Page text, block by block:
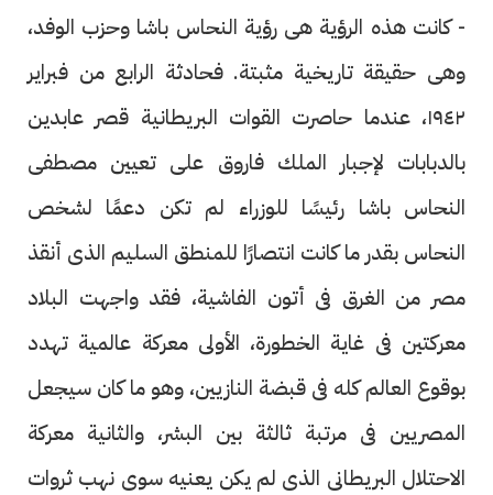
- كانت هذه الرؤية هى رؤية النحاس باشا وحزب الوفد،
وهى حقيقة تاريخية مثبتة. فحادثة الرابع من فبراير
١٩٤٢، عندما حاصرت القوات البريطانية قصر عابدين
بالدبابات لإجبار الملك فاروق على تعيين مصطفى
النحاس باشا رئيسًا للوزراء لم تكن دعمًا لشخص
النحاس بقدر ما كانت انتصارًا للمنطق السليم الذى أنقذ
مصر من الغرق فى أتون الفاشية، فقد واجهت البلاد
معركتين فى غاية الخطورة، الأولى معركة عالمية تهدد
بوقوع العالم كله فى قبضة النازيين، وهو ما كان سيجعل
المصريين فى مرتبة ثالثة بين البشر، والثانية معركة
الاحتلال البريطانى الذى لم يكن يعنيه سوى نهب ثروات